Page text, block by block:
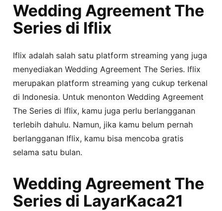
Wedding Agreement The
Series di Iflix
Iflix adalah salah satu platform streaming yang juga
menyediakan Wedding Agreement The Series. Iflix
merupakan platform streaming yang cukup terkenal
di Indonesia. Untuk menonton Wedding Agreement
The Series di Iflix, kamu juga perlu berlangganan
terlebih dahulu. Namun, jika kamu belum pernah
berlangganan Iflix, kamu bisa mencoba gratis
selama satu bulan.
Wedding Agreement The
Series di LayarKaca21